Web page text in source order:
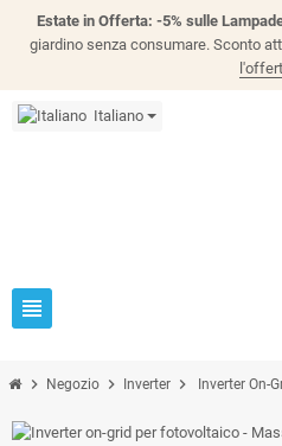
Estate in Offerta: -5% sulle
giardino senza consumare. Sconto
Italiano
view_headline
chevron_right Negozio chevron_right Inverter chevron_right Inverter On-